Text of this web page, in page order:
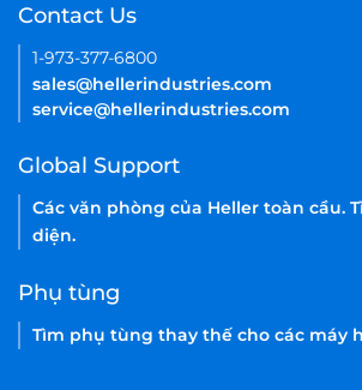
Contact Us
1-973-377-6800
sales@hellerindustries.com
service@hellerindustries.com
Global Support
Các văn phòng của Heller toàn cầu.
diện.
Phụ tùng
Tìm phụ tùng thay thế cho các máy